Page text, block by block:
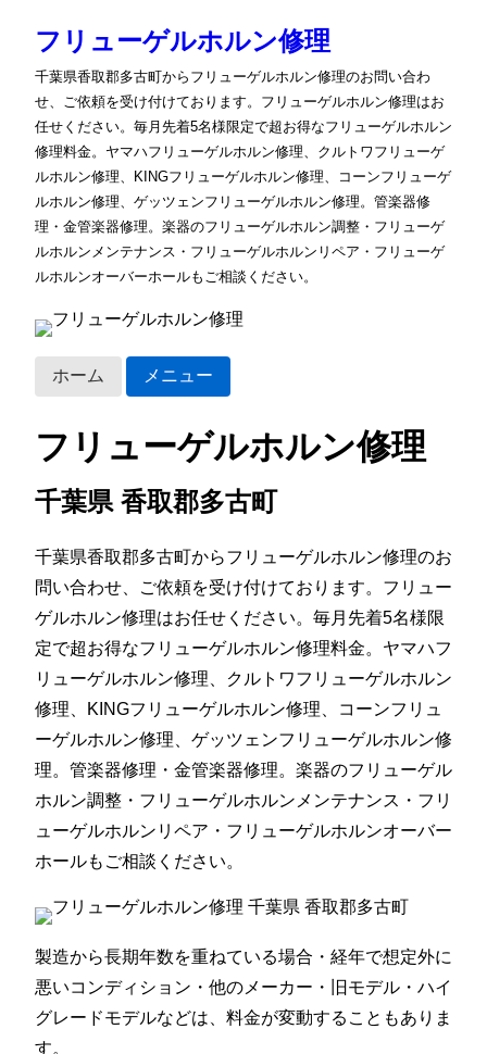
フリューゲルホルン修理
千葉県香取郡多古町からフリューゲルホルン修理のお問い合わ
せ、ご依頼を受け付けております。フリューゲルホルン修理はお
任せください。毎月先着5名様限定で超お得なフリューゲルホルン
修理料金。ヤマハフリューゲルホルン修理、クルトワフリューゲ
ルホルン修理、KINGフリューゲルホルン修理、コーンフリューゲ
ルホルン修理、ゲッツェンフリューゲルホルン修理。管楽器修
理・金管楽器修理。楽器のフリューゲルホルン調整・フリューゲ
ルホルンメンテナンス・フリューゲルホルンリペア・フリューゲ
ルホルンオーバーホールもご相談ください。
ホーム メニュー
フリューゲルホルン修理
千葉県 香取郡多古町
千葉県香取郡多古町からフリューゲルホルン修理のお
問い合わせ、ご依頼を受け付けております。フリュー
ゲルホルン修理はお任せください。毎月先着5名様限
定で超お得なフリューゲルホルン修理料金。ヤマハフ
リューゲルホルン修理、クルトワフリューゲルホルン
修理、KINGフリューゲルホルン修理、コーンフリュ
ーゲルホルン修理、ゲッツェンフリューゲルホルン修
理。管楽器修理・金管楽器修理。楽器のフリューゲル
ホルン調整・フリューゲルホルンメンテナンス・フリ
ューゲルホルンリペア・フリューゲルホルンオーバー
ホールもご相談ください。
製造から長期年数を重ねている場合・経年で想定外に
悪いコンディション・他のメーカー・旧モデル・ハイ
グレードモデルなどは、料金が変動することもありま
す。